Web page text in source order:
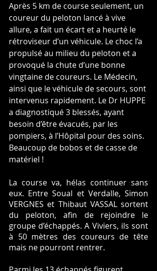
Après 5 km de course seulement, un
coureur du peloton lancé à vive
allure, a fait un écart et a heurté le
rétroviseur d’un véhicule. Le choc l’a
propulsé au milieu du peloton et a
provoqué la chute d’une bonne
vingtaine de coureurs. Le Médecin,
ainsi que le véhicule de secours, sont
intervenus rapidement. Le Dr HUPPE
a diagnostiqué 3 blessés, ayant
besoin d’être évacués, par les
pompiers, à l’Hôpital pour des soins.
Beaucoup de bobos et de casse de
matériel !
La course va, hélas continuer sans
eux. Entre Soual et Verdalle, Simon
VERGNES et Thibaut VASSAL sortent
du peloton, afin de rejoindre le
groupe d’échappés. A Viviers, ils sont
à 50 mètres des coureurs de tête
mais ne pourront rentrer.